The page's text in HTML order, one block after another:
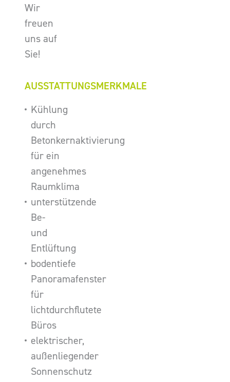
Wir
freuen
uns auf
Sie!
AUSSTATTUNGSMERKMALE
Kühlung
durch
Betonkernaktivierung
für ein
angenehmes
Raumklima
unterstützende
Be-
und
Entlüftung
bodentiefe
Panoramafenster
für
lichtdurchflutete
Büros
elektrischer,
außenliegender
Sonnenschutz